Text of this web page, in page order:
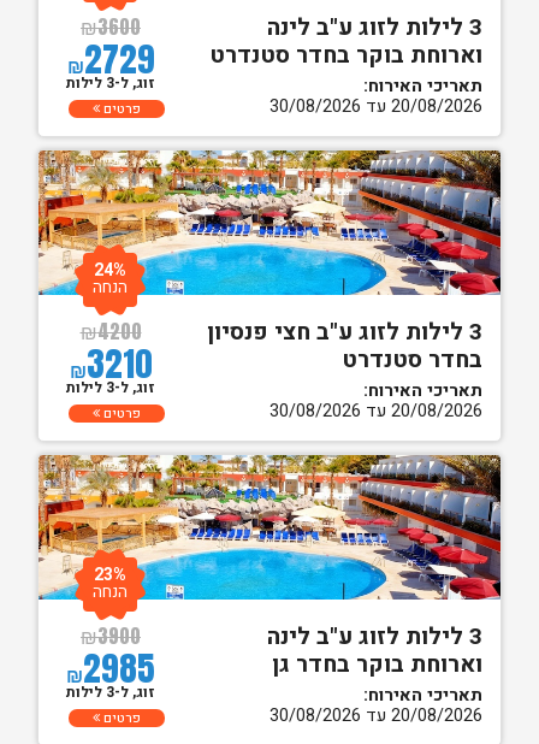
3 לילות לזוג ע"ב לינה
וארוחת בוקר בחדר סטנדרט
תאריכי האירוח:
20/08/2026 עד 30/08/2026
₪3600
₪2729
זוג, ל-3 לילות
פרטים
3 לילות לזוג ע"ב חצי פנסיון
בחדר סטנדרט
תאריכי האירוח:
20/08/2026 עד 30/08/2026
₪4200
₪3210
24%
הנחה
זוג, ל-3 לילות
פרטים
3 לילות לזוג ע"ב לינה
וארוחת בוקר בחדר גן
תאריכי האירוח:
20/08/2026 עד 30/08/2026
₪3900
₪2985
23%
הנחה
זוג, ל-3 לילות
פרטים